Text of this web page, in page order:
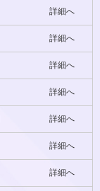
詳細へ
詳細へ
詳細へ
詳細へ
詳細へ
詳細へ
詳細へ